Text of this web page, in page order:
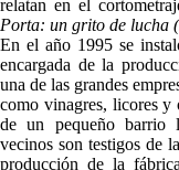
relatan en el
Porta: un grito de lucha
En el año 1995 se
encargada de la
una de las grandes
como vinagres, licores y
de un pequeño barrio
vecinos son testigos de
producción de la